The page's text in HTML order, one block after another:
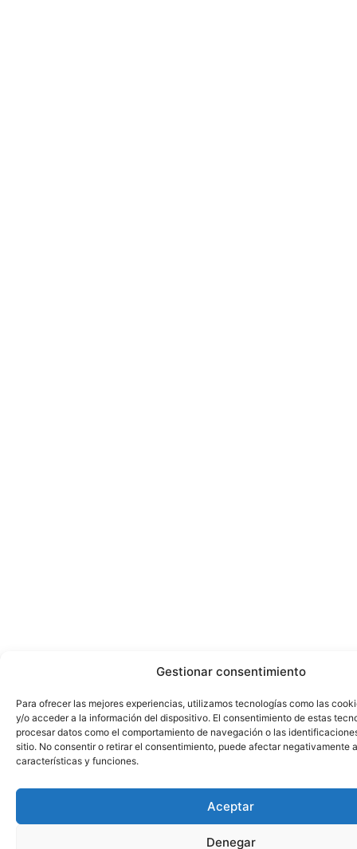
Gestionar consentimiento
Para ofrecer las mejores experiencias, utilizamos tecnologías como las
y/o acceder a la información del dispositivo. El consentimiento de estas
procesar datos como el comportamiento de navegación o las
sitio. No consentir o retirar el consentimiento, puede afectar negativamente
características y funciones.
Aceptar
Denegar